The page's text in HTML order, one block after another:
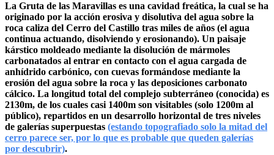
La Gruta de las Maravillas es una cavidad freática, la cual se ha
originado por la acción erosiva y disolutiva del agua sobre la
roca caliza del Cerro del Castillo tras miles de años (el agua
continua actuando, disolviendo y erosionando). Un paisaje
kárstico moldeado mediante la disolución de mármoles
carbonatados al entrar en contacto con el agua cargada de
anhídrido carbónico, con cuevas formándose mediante la
erosión del agua sobre la roca y las deposiciones carbonato
cálcico. La longitud total del complejo subterráneo (conocida) es
2130m, de los cuales casi 1400m son visitables (solo 1200m al
público), repartidos en un desarrollo horizontal de tres niveles
de galerías superpuestas (estando topografiado solo la mitad del
cerro parece ser, por lo que es probable que queden galerías
por descubrir).